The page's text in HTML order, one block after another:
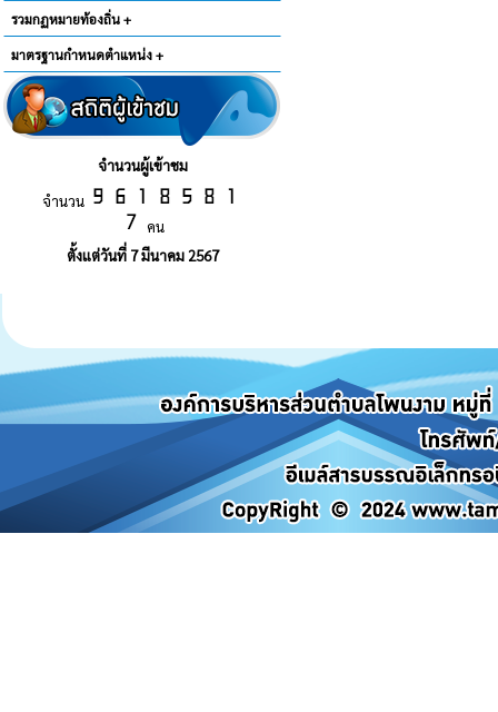
รวมกฏหมายท้องถิ่น +
มาตรฐานกำหนดตำแหน่ง +
จำนวนผู้เข้าชม
จำนวน
คน
ตั้งแต่วันที่ 7 มีนาคม 2567